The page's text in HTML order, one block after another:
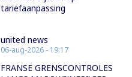
tariefaanpassing
united news
06-aug-2026 - 19:17
FRANSE GRENSCONTROLES